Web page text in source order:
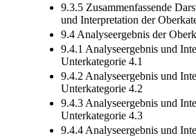
9.3.5 Zusammenfassende
und Interpretation der
9.4 Analyseergebnis der
9.4.1 Analyseergebnis und
Unterkategorie 4.1
9.4.2 Analyseergebnis und
Unterkategorie 4.2
9.4.3 Analyseergebnis und
Unterkategorie 4.3
9.4.4 Analyseergebnis und